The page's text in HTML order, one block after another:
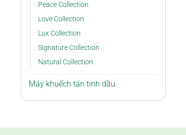
Peace Collection
Love Collection
Lux Collection
Signature Collection
Natural Collection
Máy khuếch tán tinh dầu